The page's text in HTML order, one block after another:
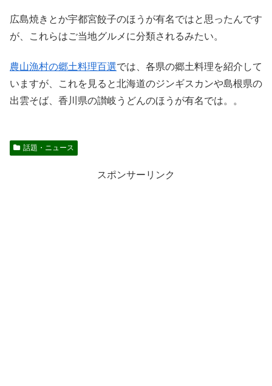
広島焼きとか宇都宮餃子のほうが有名ではと思ったんです
が、これらはご当地グルメに分類されるみたい。
農山漁村の郷土料理百選では、各県の郷土料理を紹介して
いますが、これを見ると北海道のジンギスカンや島根県の
出雲そば、香川県の讃岐うどんのほうが有名では。。
話題・ニュース
スポンサーリンク